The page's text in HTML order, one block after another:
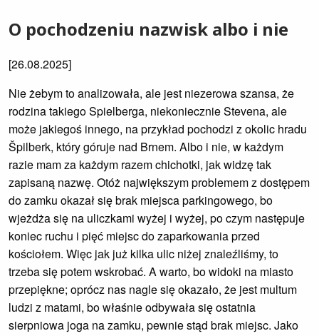
O pochodzeniu nazwisk albo i nie
[26.08.2025]
Nie żebym to analizowała, ale jest niezerowa szansa, że
rodzina takiego Spielberga, niekoniecznie Stevena, ale
może jakiegoś innego, na przykład pochodzi z okolic hradu
Špilberk, który góruje nad Brnem. Albo i nie, w każdym
razie mam za każdym razem chichotki, jak widzę tak
zapisaną nazwę. Otóż największym problemem z dostępem
do zamku okazał się brak miejsca parkingowego, bo
wjeżdża się na uliczkami wyżej i wyżej, po czym następuje
koniec ruchu i pięć miejsc do zaparkowania przed
kościołem. Więc jak już kilka ulic niżej znaleźliśmy, to
trzeba się potem wskrobać. A warto, bo widoki na miasto
przepiękne; oprócz nas nagle się okazało, że jest multum
ludzi z matami, bo właśnie odbywała się ostatnia
sierpniowa joga na zamku, pewnie stąd brak miejsc. Jako